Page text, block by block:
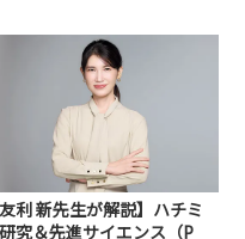
友利 新先生が解説】ハチミ
究＆先進サイエンス（P